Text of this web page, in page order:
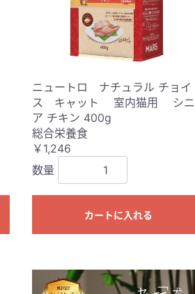
ニュートロ ナチュラル チョイ
ス キャット 室内猫用 シニ
ア チキン 400g
総合栄養食
￥1,246
数量
カートに入れる